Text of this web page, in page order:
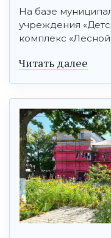
На базе
учреждения
комплекс
Читать далее